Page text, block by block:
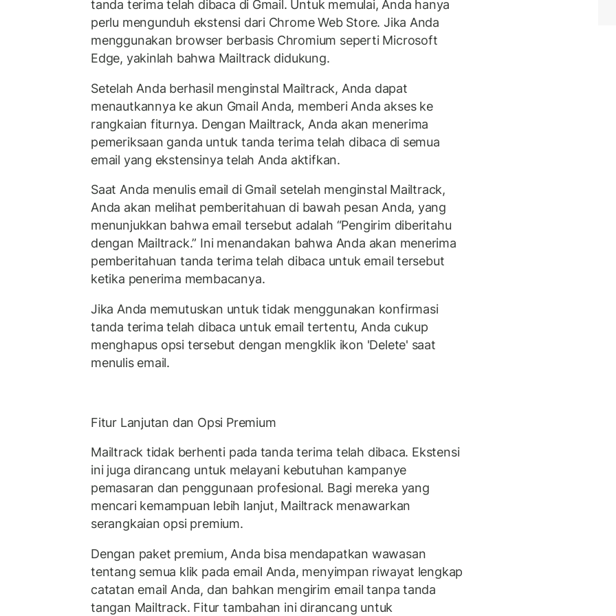
tanda terima telah dibaca di Gmail. Untuk memulai, Anda hanya
perlu mengunduh ekstensi dari Chrome Web Store. Jika Anda
menggunakan browser berbasis Chromium seperti Microsoft
Edge, yakinlah bahwa Mailtrack didukung.
Setelah Anda berhasil menginstal Mailtrack, Anda dapat
menautkannya ke akun Gmail Anda, memberi Anda akses ke
rangkaian fiturnya. Dengan Mailtrack, Anda akan menerima
pemeriksaan ganda untuk tanda terima telah dibaca di semua
email yang ekstensinya telah Anda aktifkan.
Saat Anda menulis email di Gmail setelah menginstal Mailtrack,
Anda akan melihat pemberitahuan di bawah pesan Anda, yang
menunjukkan bahwa email tersebut adalah “Pengirim diberitahu
dengan Mailtrack.” Ini menandakan bahwa Anda akan menerima
pemberitahuan tanda terima telah dibaca untuk email tersebut
ketika penerima membacanya.
Jika Anda memutuskan untuk tidak menggunakan konfirmasi
tanda terima telah dibaca untuk email tertentu, Anda cukup
menghapus opsi tersebut dengan mengklik ikon 'Delete' saat
menulis email.
Fitur Lanjutan dan Opsi Premium
Mailtrack tidak berhenti pada tanda terima telah dibaca. Ekstensi
ini juga dirancang untuk melayani kebutuhan kampanye
pemasaran dan penggunaan profesional. Bagi mereka yang
mencari kemampuan lebih lanjut, Mailtrack menawarkan
serangkaian opsi premium.
Dengan paket premium, Anda bisa mendapatkan wawasan
tentang semua klik pada email Anda, menyimpan riwayat lengkap
catatan email Anda, dan bahkan mengirim email tanpa tanda
tangan Mailtrack. Fitur tambahan ini dirancang untuk